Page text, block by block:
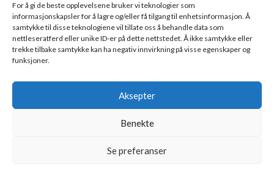
For å gi de beste opplevelsene bruker vi teknologier som
informasjonskapsler for å lagre og/eller få tilgang til enhetsinformasjon. Å
samtykke til disse teknologiene vil tillate oss å behandle data som
nettleseratferd eller unike ID-er på dette nettstedet. Å ikke samtykke eller
trekke tilbake samtykke kan ha negativ innvirkning på visse egenskaper og
funksjoner.
Aksepter
Benekte
Se preferanser
Produkter
Finn en forhandler
Logg inn LFS kundeportal
Part of Lekang Group
FAQ- Ofte stilte spørsmål
Kontakt oss
Salgsbetingelser